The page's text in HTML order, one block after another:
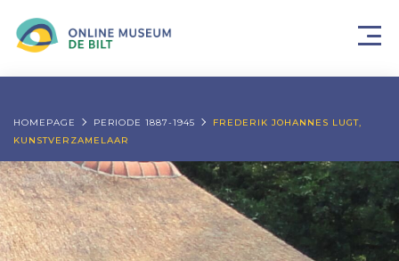
HOMEPAGE PERIODE 1887-1945
FREDERIK JOHANNES LUGT,
KUNSTVERZAMELAAR